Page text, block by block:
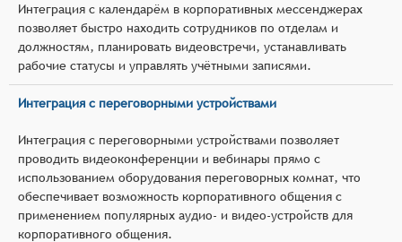
Интеграция с календарём в корпоративных мессенджерах
позволяет быстро находить сотрудников по отделам и
должностям, планировать видеовстречи, устанавливать
рабочие статусы и управлять учётными записями.
Интеграция с переговорными устройствами
Интеграция с переговорными устройствами позволяет
проводить видеоконференции и вебинары прямо с
использованием оборудования переговорных комнат, что
обеспечивает возможность корпоративного общения с
применением популярных аудио- и видео-устройств для
корпоративного общения.